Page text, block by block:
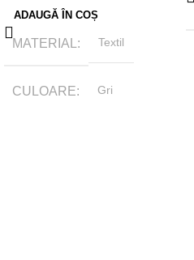
ADAUGĂ ÎN COȘ
MATERIAL Textil
CULOARE Gri